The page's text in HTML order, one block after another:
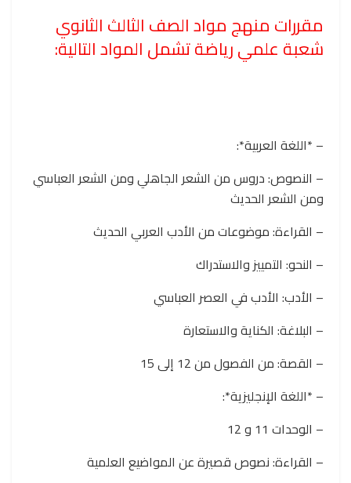
مقررات منهج مواد الصف الثالث الثانوي
شعبة علمي رياضة تشمل المواد التالية:
– *اللغة العربية*:
– النصوص: دروس من الشعر الجاهلي ومن الشعر العباسي
ومن الشعر الحديث
– القراءة: موضوعات من الأدب العربي الحديث
– النحو: التمييز والاستدراك
– الأدب: الأدب في العصر العباسي
– البلاغة: الكناية والاستعارة
– القصة: من الفصول من 12 إلى 15
– *اللغة الإنجليزية*:
– الوحدات 11 و 12
– القراءة: نصوص قصيرة عن المواضيع العلمية